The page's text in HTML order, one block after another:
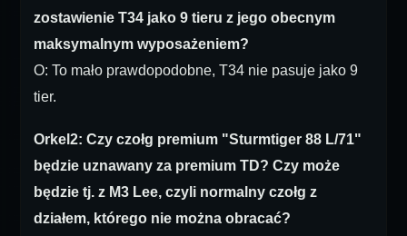
zostawienie T34 jako 9 tieru z jego obecnym
maksymalnym wyposażeniem?
O: To mało prawdopodobne, T34 nie pasuje jako 9
tier.
Orkel2: Czy czołg premium "Sturmtiger 88 L/71"
będzie uznawany za premium TD? Czy może
będzie tj. z M3 Lee, czyli normalny czołg z
działem, którego nie można obracać?